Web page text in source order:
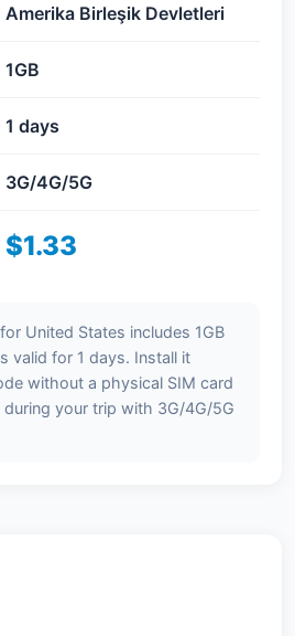
Amerika Birleşik Devletleri
1GB
1 days
3G/4G/5G
$1.33
United States includes 1GB
valid for 1 days. Install it
without a physical SIM card
your trip with 3G/4G/5G